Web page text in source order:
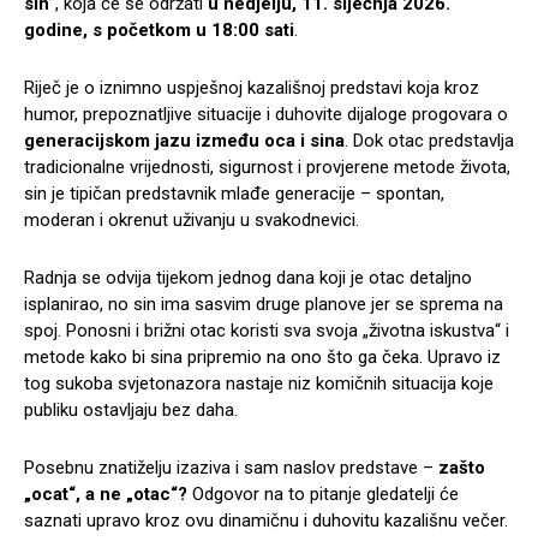
godine, s početkom u 18:00 sati.
Riječ je o iznimno uspješnoj kazališnoj predstavi koja kroz
humor, prepoznatljive situacije i duhovite dijaloge progovara o
generacijskom jazu između oca i sina. Dok otac predstavlja
tradicionalne vrijednosti, sigurnost i provjerene metode života,
sin je tipičan predstavnik mlađe generacije – spontan,
moderan i okrenut uživanju u svakodnevici.
Radnja se odvija tijekom jednog dana koji je otac detaljno
isplanirao, no sin ima sasvim druge planove jer se sprema na
spoj. Ponosni i brižni otac koristi sva svoja „životna iskustva“ i
metode kako bi sina pripremio na ono što ga čeka. Upravo iz
tog sukoba svjetonazora nastaje niz komičnih situacija koje
publiku ostavljaju bez daha.
Posebnu znatiželju izaziva i sam naslov predstave – zašto
„ocat“, a ne „otac“? Odgovor na to pitanje gledatelji će
saznati upravo kroz ovu dinamičnu i duhovitu kazališnu večer.